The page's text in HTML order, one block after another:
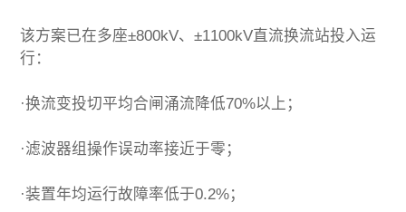
该方案已在多座±800kV、±1100kV直流换流站投入运
行：
·换流变投切平均合闸涌流降低70%以上；
·滤波器组操作误动率接近于零；
·装置年均运行故障率低于0.2%；